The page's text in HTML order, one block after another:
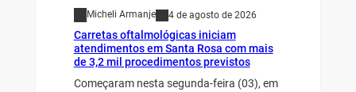
Micheli Armanje 4 de agosto de 2026
Carretas oftalmológicas iniciam
atendimentos em Santa Rosa com mais
de 3,2 mil procedimentos previstos
Começaram nesta segunda-feira (03), em